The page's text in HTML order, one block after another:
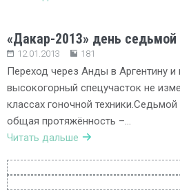
«Дакар-2013» день седьмой
12.01.2013 181
Переход через Анды в Аргентину
высокогорный спецучасток не
классах гоночной
общая протяжённость –…
Читать дальше